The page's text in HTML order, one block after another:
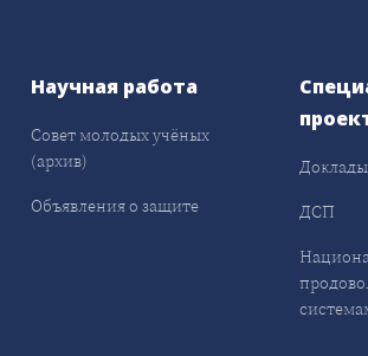
Научная работа
Совет молодых учёных
(архив)
Объявления о защите
Доклады
ДСП